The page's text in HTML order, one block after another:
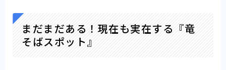
まだまだある！現在も実在する『竜
そばスポット』